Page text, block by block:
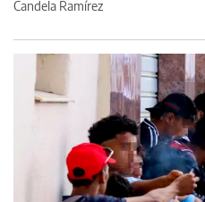
Candela Ramírez